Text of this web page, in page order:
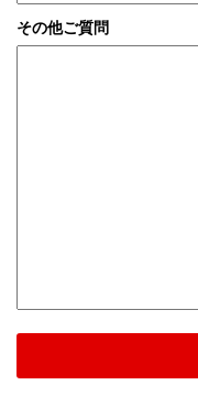
その他ご質問